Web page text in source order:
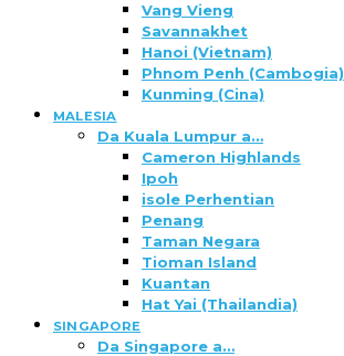
Vang Vieng
Savannakhet
Hanoi (Vietnam)
Phnom Penh (Cambogia)
Kunming (Cina)
MALESIA
Da Kuala Lumpur a…
Cameron Highlands
Ipoh
isole Perhentian
Penang
Taman Negara
Tioman Island
Kuantan
Hat Yai (Thailandia)
SINGAPORE
Da Singapore a…